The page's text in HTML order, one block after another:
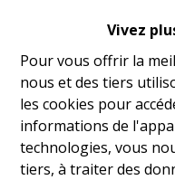
Vivez
Pour vous offrir la
nous et des tiers
les cookies pour
informations de
technologies, vous
tiers, à traiter des
Entrepôt
accessibilité